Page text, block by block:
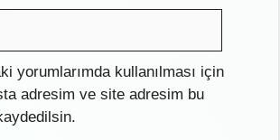
yorumlarımda kullanılması için
adresim ve site adresim bu